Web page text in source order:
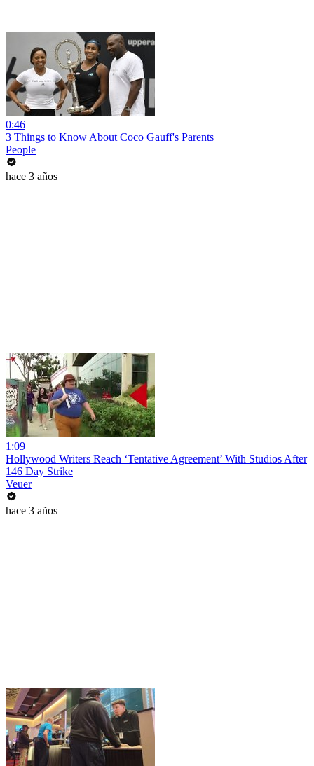
0:46
3 Things to Know About Coco Gauff's Parents
People
hace 3 años
1:09
Hollywood Writers Reach ‘Tentative Agreement’ With Studios After
146 Day Strike
Veuer
hace 3 años